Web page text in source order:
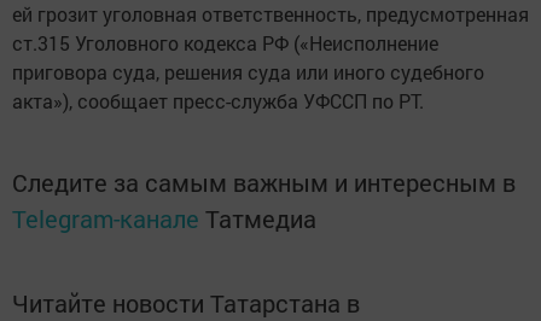
ей грозит уголовная ответственность, предусмотренная
ст.315 Уголовного кодекса РФ («Неисполнение
приговора суда, решения суда или иного судебного
акта»), сообщает пресс-служба УФССП по РТ.
Следите за самым важным и интересным в
Telegram-канале Татмедиа
Читайте новости Татарстана в